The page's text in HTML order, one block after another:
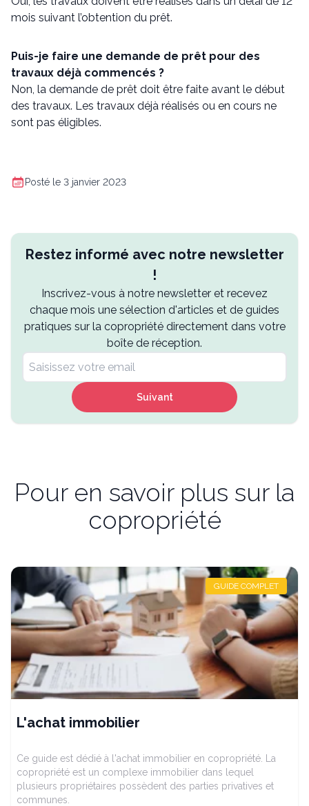
mois suivant l’obtention du prêt.
Puis-je faire une demande de prêt pour des
travaux déjà commencés ?
Non, la demande de prêt doit être faite avant le début
des travaux. Les travaux déjà réalisés ou en cours ne
sont pas éligibles.
Posté le 3 janvier 2023
Restez informé avec notre newsletter
!
Inscrivez-vous à notre newsletter et recevez
chaque mois une sélection d'articles et de guides
pratiques sur la copropriété directement dans votre
boîte de réception.
Suivant
Pour en savoir plus sur la
copropriété
GUIDE COMPLET
L'achat immobilier
Ce guide est dédié à l'achat immobilier en copropriété. La
copropriété est un complexe immobilier dans lequel
plusieurs propriétaires possèdent des parties privatives et
communes.